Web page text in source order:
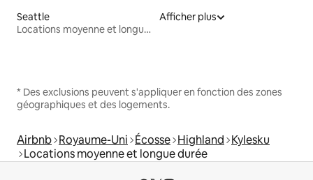
Seattle
Locations moyenne et longue durée
Afficher plus
* Des exclusions peuvent s'appliquer en fonction des zones
géographiques et des logements.
Airbnb Royaume-Uni Écosse Highland Kylesku
Locations moyenne et longue durée